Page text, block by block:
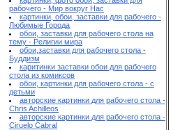
рабочего - Мир вокруг Нас
картинки, обои, заставки для рабочего -
Любимые Города
обои, заставки для рабочего стола на
тему - Религии мира
обои,заставки для рабочего стола -
Буддизм
каритинки заставки обои для рабочего
стола из комиксов
обои, картинки для рабочего стола - с
детьми
авторские картинки для рабочего стола -
Chris Achilleos
авторские картинки для рабочего стола -
Ciruelo Cabral